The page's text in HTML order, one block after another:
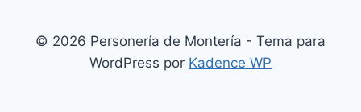
© 2026 Personería de Montería - Tema para
WordPress por Kadence WP